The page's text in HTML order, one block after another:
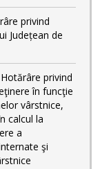
privind
Județean de
privind
în funcţie
vârstnice,
calcul la
a
şi